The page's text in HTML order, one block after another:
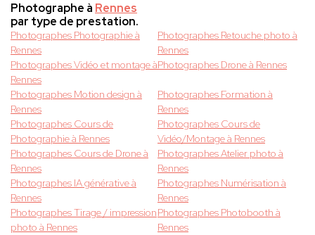
Photographe à Rennes
par type de prestation.
Photographes Photographie à
Rennes
Photographes Retouche photo à
Rennes
Photographes Vidéo et montage à
Rennes
Photographes Drone à Rennes
Photographes Motion design à
Rennes
Photographes Formation à
Rennes
Photographes Cours de
Photographie à Rennes
Photographes Cours de
Vidéo/Montage à Rennes
Photographes Cours de Drone à
Rennes
Photographes Atelier photo à
Rennes
Photographes IA générative à
Rennes
Photographes Numérisation à
Rennes
Photographes Tirage / impression
photo à Rennes
Photographes Photobooth à
Rennes